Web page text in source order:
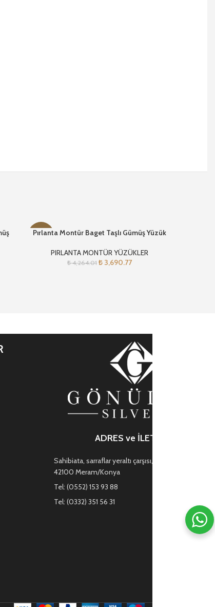
-13%
Pırlanta Montür Baget Taşlı Gümüş Yüzük
PIRLANTA MONTÜR YÜZÜKLER
₺4,264.01 ₺ 3,690.77
ADRES ve İLETİŞİM
Sahibiata, sarraflar yeraltı çarşısı, Mevlana Cd. no:47,
42100 Meram/Konya
Tel: (0552) 153 93 88
Tel: (0332) 351 56 31